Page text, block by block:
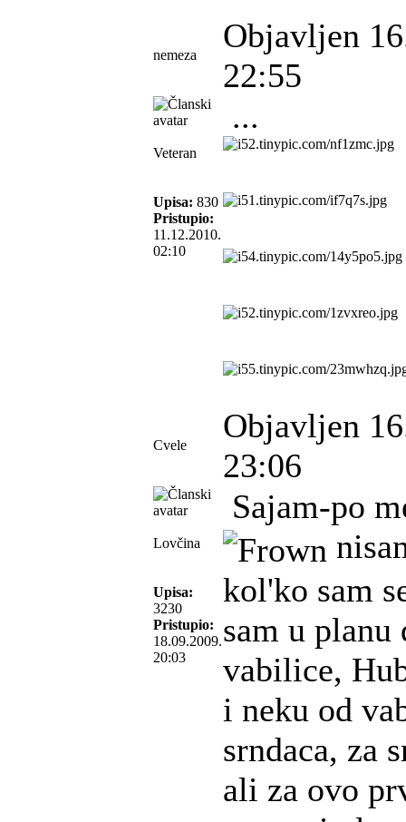
nemeza
Objavljen
22:55
Veteran
Upisa: 830
Pristupio:
11.12.2010.
02:10
...
Cvele
Objavljen
23:06
Lovčina
Upisa:
3230
Pristupio:
18.09.2009.
20:03
Sajam-po
kol'ko sam
sam u planu
vabilice,
i neku od
srndaca, za
ali za ovo